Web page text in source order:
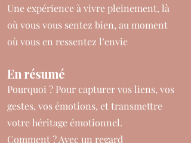
Une expérience à vivre pleinement, là
où vous vous sentez bien, au moment
où vous en ressentez l’envie
En résumé
Pourquoi ? Pour capturer vos liens, vos
gestes, vos émotions, et transmettre
votre héritage émotionnel.
Comment ? Avec un regard